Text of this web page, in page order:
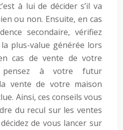
à lui de décider s’il va
ou non. Ensuite, en cas
secondaire, vérifiez
plus-value générée lors
cas de vente de votre
pensez à votre futur
vente de votre maison
Ainsi, ces conseils vous
du recul sur les ventes
de vous lancer sur